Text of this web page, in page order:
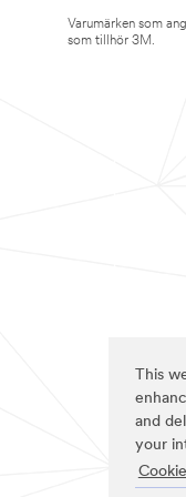
This
and
your
Varumärken som
som tillhör 3M.